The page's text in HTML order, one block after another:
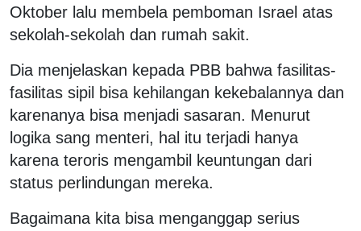
Oktober lalu membela pemboman Israel atas
sekolah-sekolah dan rumah sakit.
Dia menjelaskan kepada PBB bahwa fasilitas-
fasilitas sipil bisa kehilangan kekebalannya dan
karenanya bisa menjadi sasaran. Menurut
logika sang menteri, hal itu terjadi hanya
karena teroris mengambil keuntungan dari
status perlindungan mereka.
Bagaimana kita bisa menganggap serius